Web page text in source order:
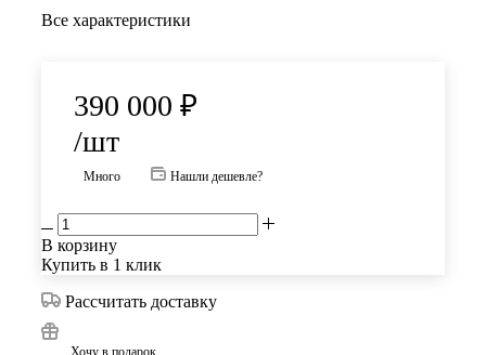
Все характеристики
390 000 ₽
/шт
Много Нашли дешевле?
В корзину
Купить в 1 клик
Рассчитать доставку
Хочу в подарок